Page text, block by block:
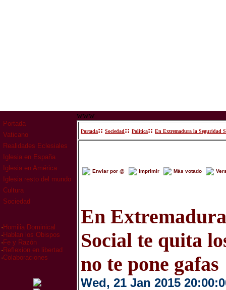
Portada
Vaticano
Realidades Eclesiales
Iglesia en España
Iglesia en América
Iglesia resto del mundo
Cultura
Sociedad
· Homilia Dominical
· Hablan los Obispos
· Fe y Razón
· Reflexion en libertad
·Colaboraciones
www
Portada:: Sociedad:: Politica:: En Extremadura la Seguridad
Enviar por @ Imprimir Más votado
En
Social te quita
no te pone gafas
Wed, 21 Jan 2015